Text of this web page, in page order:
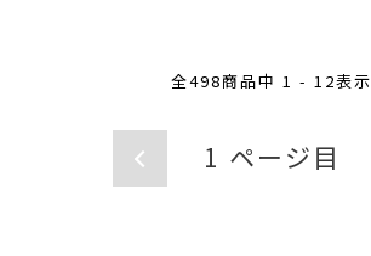
全498商品中 1 - 12表示
1 ページ目